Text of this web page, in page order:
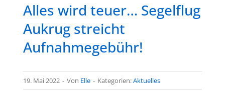
Alles wird teuer… Segelflug
Aukrug streicht
Aufnahmegebühr!
19. Mai 2022 - Von Elle - Kategorien:Aktuelles